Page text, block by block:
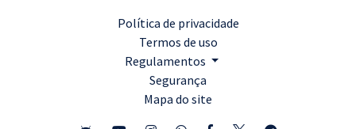
Política de privacidade
Termos de uso
Regulamentos
Segurança
Mapa do site